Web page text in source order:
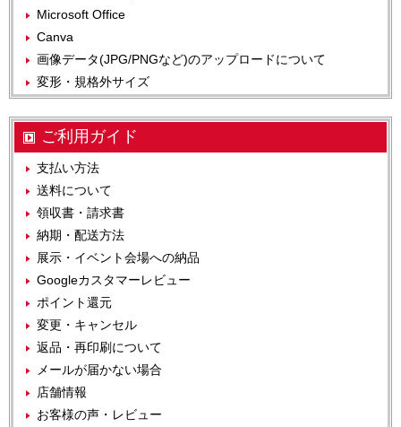
Microsoft Office
Canva
画像データ(JPG/PNGなど)のアップロードについて
変形・規格外サイズ
ご利用ガイド
支払い方法
送料について
領収書・請求書
納期・配送方法
展示・イベント会場への納品
Googleカスタマーレビュー
ポイント還元
変更・キャンセル
返品・再印刷について
メールが届かない場合
店舗情報
お客様の声・レビュー